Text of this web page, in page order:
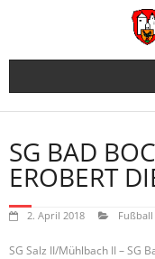
SG BAD
EROBERT
2. April 2018 Fußball
SG Salz II/Mühlbach II – SG